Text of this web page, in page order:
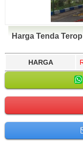
Harga Tenda
HARGA